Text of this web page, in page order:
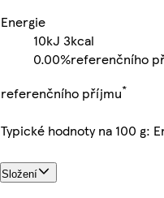
Energie
10kJ 3kcal
0.00%referenčního
referenčního příjmu*
Typické hodnoty na 100 g:
Složení